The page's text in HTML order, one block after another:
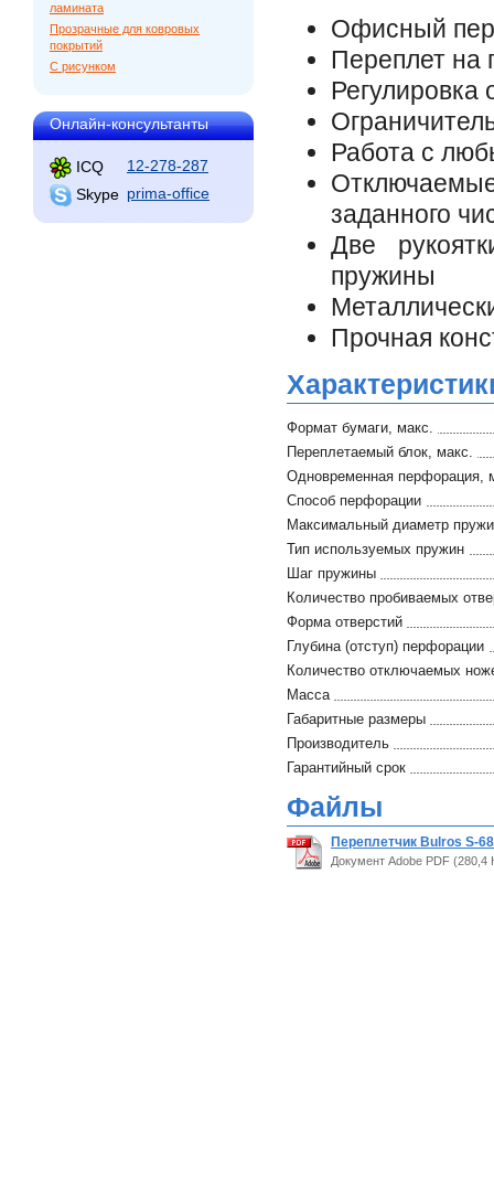
ламината
Прозрачные для ковровых
покрытий
С рисунком
Онлайн-консультанты
ICQ
12-278-287
Skype prima-office
Офисный
Переплет на
Регулировка
Работа с
заданного
Две
пружины
Прочная
Формат бумаги, макс.
Переплетаемый блок, макс.
Одновременная перфорация,
Способ перфорации
Максимальный диаметр
Тип используемых пружин
Шаг пружины
Количество пробиваемых
Форма отверстий
Глубина (отступ) перфорации
Количество отключаемых
Масса
Габаритные размеры
Производитель
Гарантийный срок
Файлы
Переплетчик Bulros S-
Документ Adobe PDF (280,4